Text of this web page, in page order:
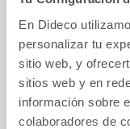
En Dideco
personalizar tu
sitio web, y
sitios web y en
información sobre
colaboradores de